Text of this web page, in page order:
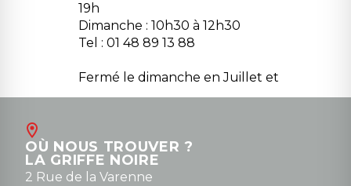
19h
Dimanche : 10h30 à 12h30
Tel : 01 48 89 13 88
Fermé le dimanche en Juillet et
Août
contact@la-griffe-noire.com
0148836747
OÙ NOUS TROUVER ?
LA GRIFFE NOIRE
2 Rue de la Varenne